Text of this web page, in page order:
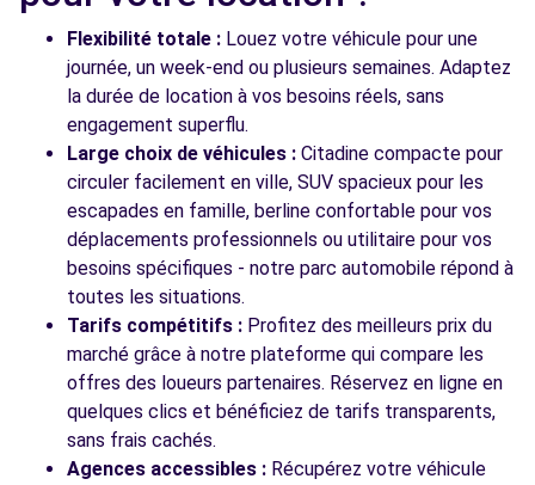
Voir l'agence
Voir toutes les agences
Flexibilité totale : Louez votre véhicule pour une
journée, un week-end ou plusieurs semaines. Adaptez
la durée de location à vos besoins réels, sans
engagement superflu.
Large choix de véhicules : Citadine compacte pour
circuler facilement en ville, SUV spacieux pour les
escapades en famille, berline confortable pour vos
déplacements professionnels ou utilitaire pour vos
besoins spécifiques - notre parc automobile répond à
toutes les situations.
Tarifs compétitifs : Profitez des meilleurs prix du
marché grâce à notre plateforme qui compare les
offres des loueurs partenaires. Réservez en ligne en
quelques clics et bénéficiez de tarifs transparents,
sans frais cachés.
Agences accessibles : Récupérez votre véhicule